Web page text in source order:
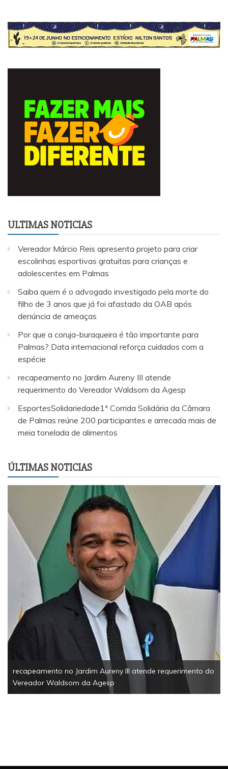
ULTIMAS NOTICIAS
Vereador Márcio Reis apresenta projeto para criar
escolinhas esportivas gratuitas para crianças e
adolescentes em Palmas
Saiba quem é o advogado investigado pela morte do
filho de 3 anos que já foi afastado da OAB após
denúncia de ameaças
Por que a coruja-buraqueira é tão importante para
Palmas? Data internacional reforça cuidados com a
espécie
recapeamento no Jardim Aureny III atende
requerimento do Vereador Waldsom da Agesp
EsportesSolidariedade1ª Corrida Solidária da Câmara
de Palmas reúne 200 participantes e arrecada mais de
meia tonelada de alimentos
ÚLTIMAS NOTICIAS
EsportesSolidariedade1ª Corrida Solidária da Câmara de
Palmas reúne 200 participantes e arrecada mais de meia
tonelada de alimentos